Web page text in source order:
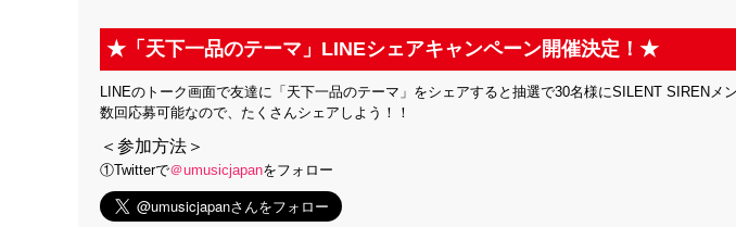
★「天下一品のテーマ」LINEシェアキャンペーン開催決定！★
LINEのトーク画面で友達に「天下一品のテーマ」をシェアすると抽選で30名様にSILENT SIRENメ
数回応募可能なので、たくさんシェアしよう！！
＜参加方法＞
①Twitterで＠umusicjapanをフォロー